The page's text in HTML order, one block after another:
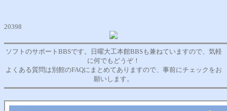
20398
ソフトのサポートBBSです。日曜大工本館BBSも兼ねていますので、気軽
に何でもどうぞ！
よくある質問は別館のFAQにまとめてありますので、事前にチェックをお
願いします。